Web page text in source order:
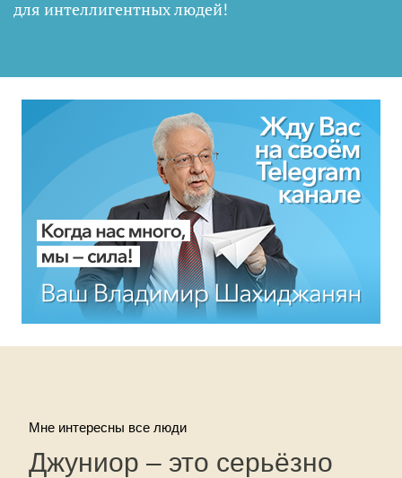
для интеллигентных людей!
Мне интересны все люди
Джуниор – это серьёзно